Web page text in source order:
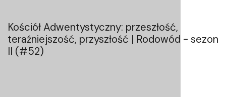
Kościół Adwentystyczny: przeszłość,
teraźniejszość, przyszłość | Rodowód - sezon
II (#52)